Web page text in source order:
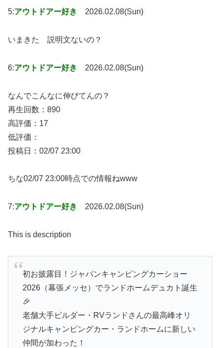
5:アウトドアー好き 2026.02.08(Sun)
いまきた 説明文ないの？
6:アウトドアー好き 2026.02.08(Sun)
なんでこんなに伸びてんの？
再生回数：890
高評価：17
低評価：
投稿日：02/07 23:00
ちな02/07 23:00時点での情報ねwww
7:アウトドアー好き 2026.02.08(Sun)
This is description
初お披露目！ジャパンキャンピングカーショー
2026（幕張メッセ）でランドホームデュカト誕生
🎉
老舗大手ビルダー・RVランドさんの最高峰オリ
ジナルキャンピングカー・ランドホームに新しい
仲間が加わった！